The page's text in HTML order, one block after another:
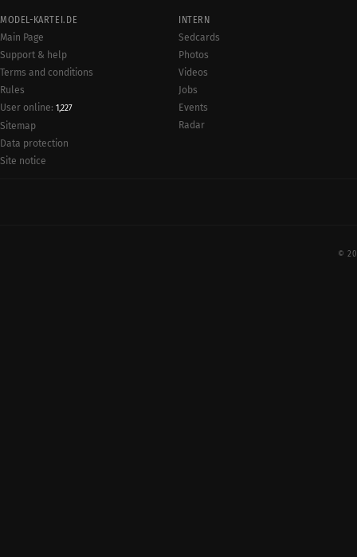
MODEL-KARTEI.DE
Main Page
Support & help
Terms and conditions
Rules
User online: 1,227
Sitemap
Data protection
Site notice
INTERN
Sedcards
Photos
Videos
Jobs
Events
Radar
©